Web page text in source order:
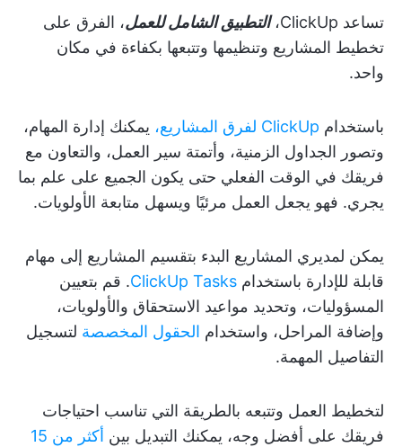
تساعد ClickUp، التطبيق الشامل للعمل، الفرق على
تخطيط المشاريع وتنظيمها وتتبعها بكفاءة في مكان
واحد.
باستخدام ClickUp لفرق المشاريع،
يمكنك إدارة المهام،
وتصور الجداول الزمنية، وأتمتة سير العمل، والتعاون مع
فريقك في الوقت الفعلي حتى يكون الجميع على علم بما
يجري. فهو يجعل العمل مرئيًا ويسهل متابعة الأولويات.
يمكن لمديري المشاريع البدء بتقسيم المشاريع إلى مهام
قابلة للإدارة باستخدام ClickUp Tasks. قم بتعيين
المسؤوليات، وتحديد مواعيد الاستحقاق والأولويات،
وإضافة المراحل، واستخدام الحقول المخصصة لتسجيل
التفاصيل المهمة.
لتخطيط العمل وتتبعه بالطريقة التي تناسب احتياجات
فريقك على أفضل وجه، يمكنك التبديل بين
أكثر من 15